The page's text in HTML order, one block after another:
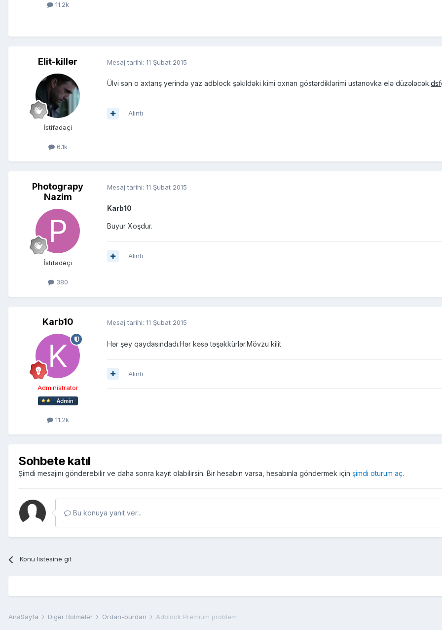
11.2k
Elit-killer
İstifadəçi
6.1k
Mesaj tarihi: 11 Şubat 2015
Ülvi sən o axtarış yerində yaz adblock şəkildəki kimi oxnan göstərdiklərimi ustanovka elə düzələcək.
Alıntı
Photograpy
Nazim
İstifadəçi
380
Mesaj tarihi: 11 Şubat 2015
Karb10
Buyur Xoşdur.
Alıntı
Karb10
Administrator
11.2k
Mesaj tarihi: 11 Şubat 2015
Hər şey qaydasındadı.Hər kəsə təşəkkürlər.Mövzu kilit
Alıntı
Sohbete katıl
Şimdi mesajını gönderebilir ve daha sonra kayıt olabilirsin. Bir hesabın varsa, hesabınla göndermek için şimdi oturum aç.
Bu konuya yanıt ver...
Konu listesine git
AnaSayfa Digər Bölmələr Ordan-burdan Adblock Premium problem